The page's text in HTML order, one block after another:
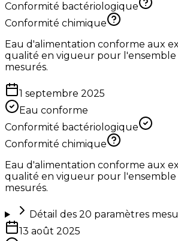
Conformité bactériologique
Conformité chimique
Eau d'alimentation conforme aux
qualité en vigueur pour l'ensemble
mesurés.
1 septembre 2025
Eau conforme
Conformité bactériologique
Conformité chimique
Eau d'alimentation conforme aux
qualité en vigueur pour l'ensemble
mesurés.
Détail des 20 paramètres
13 août 2025